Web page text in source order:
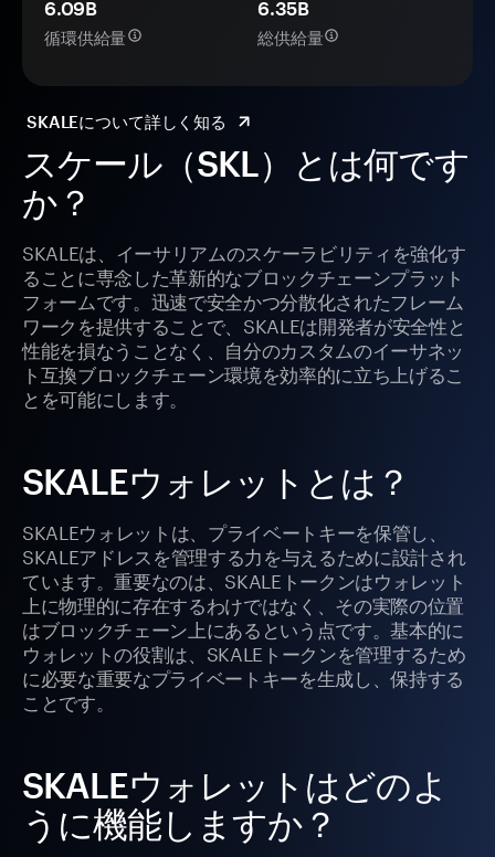
スケール（SKL）とは何です
か？
SKALEは、イーサリアムのスケーラビリティを強化す
ることに専念した革新的なブロックチェーンプラット
フォームです。迅速で安全かつ分散化されたフレーム
ワークを提供することで、SKALEは開発者が安全性と
性能を損なうことなく、自分のカスタムのイーサネッ
ト互換ブロックチェーン環境を効率的に立ち上げるこ
とを可能にします。
SKALEウォレットとは？
SKALEウォレットは、プライベートキーを保管し、
SKALEアドレスを管理する力を与えるために設計され
ています。重要なのは、SKALEトークンはウォレット
上に物理的に存在するわけではなく、その実際の位置
はブロックチェーン上にあるという点です。基本的に
ウォレットの役割は、SKALEトークンを管理するため
に必要な重要なプライベートキーを生成し、保持する
ことです。
SKALEウォレットはどのよ
うに機能しますか？
6.09B
循環供給量
6.35B
総供給量
SKALEについて詳しく知る